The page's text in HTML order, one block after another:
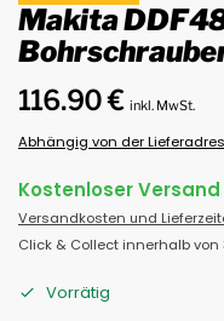
Makita
116.90€ inkl. MwSt.
Abhängig von der
Kostenloser Versand
Versandkosten und
Click & Collect innerhalb
Vorrätig